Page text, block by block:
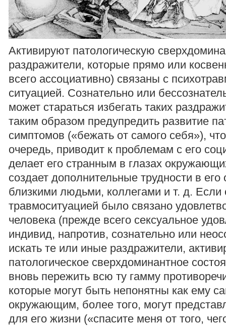
Активируют патологическую
раздражители, которые прямо или
всего ассоциативно) связаны с
ситуацией. Сознательно или
может стараться избегать таких
таким образом предупредить развитие
симптомов («бежать от самого себя»),
очередь, приводит к проблемам с его
делает его странным в глазах
создает дополнительные трудности в
близкими людьми, коллегами и т. д. Если
травмоситуацией было связано
человека (прежде всего сексуальное
индивид, напротив, сознательно или
искать те или иные раздражители,
патологическое сверхдоминантное
вновь пережить всю ту гамму
которые могут быть непонятны как ему
окружающим, более того, могут
для его жизни («спасите меня от того,